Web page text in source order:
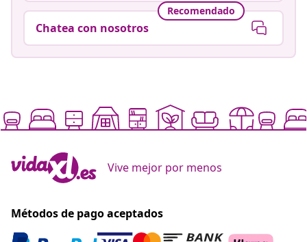
Recomendado
Chatea con nosotros
Vive mejor por menos
Métodos de pago aceptados